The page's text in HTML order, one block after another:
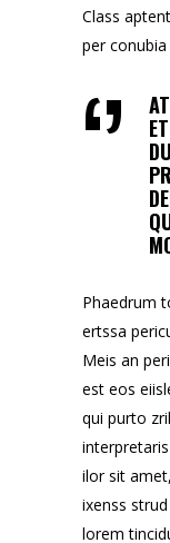
Class
per
Phaedrum
ertssa
Meis an
est eos
qui purto
ilor sit
ixenss
lorem